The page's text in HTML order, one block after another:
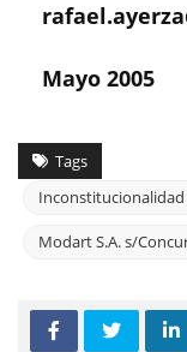
Mayo 2005
Tags
Inconstitucionalidad
Modart S.A. s/